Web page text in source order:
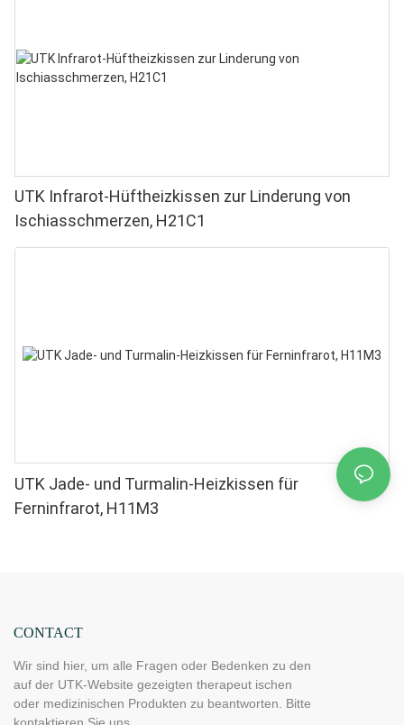
UTK Infrarot-Hüftheizkissen zur Linderung von
Ischiasschmerzen, H21C1
UTK Jade- und Turmalin-Heizkissen für
Ferninfrarot, H11M3
CONTACT
Wir sind hier, um alle Fragen oder Bedenken zu den
auf der UTK-Website gezeigten therapeut ischen
oder medizinischen Produkten zu beantworten. Bitte